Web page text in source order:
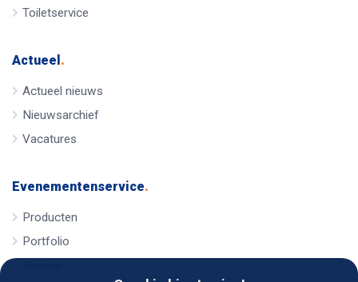
Toiletservice
Actueel .
Actueel nieuws
Nieuwsarchief
Vacatures
Evenementenservice.
Producten
Portfolio